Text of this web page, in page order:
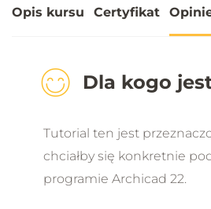
Opis kursu Certyfikat
Dla kogo
Tutorial ten jest
chciałby się konkretnie
programie Archicad 22.